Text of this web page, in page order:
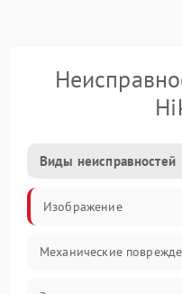
Виды неисправностей
Изображение
Механические